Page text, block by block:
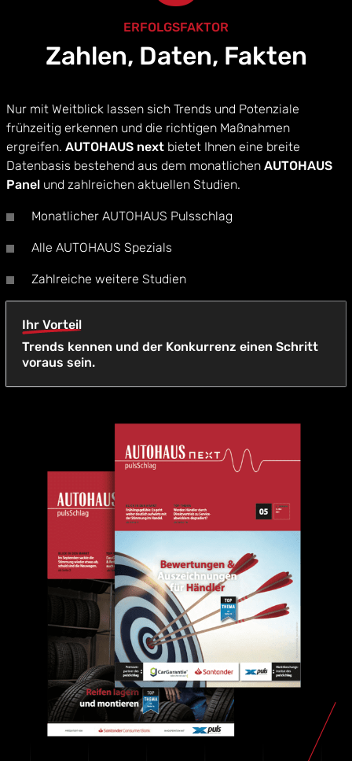
ERFOLGSFAKTOR
Zahlen, Daten, Fakten
Nur mit Weitblick lassen sich Trends und Potenziale
frühzeitig erkennen und die richtigen Maßnahmen
ergreifen. AUTOHAUS next bietet Ihnen eine breite
Datenbasis bestehend aus dem monatlichen AUTOHAUS
Panel und zahlreichen aktuellen Studien.
Monatlicher AUTOHAUS Pulsschlag
Alle AUTOHAUS Spezials
Zahlreiche weitere Studien
Ihr Vorteil
Trends kennen und der Konkurrenz einen Schritt
voraus sein.